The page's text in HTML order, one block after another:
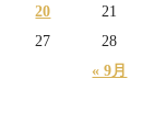
« 9月
20
21
27
28